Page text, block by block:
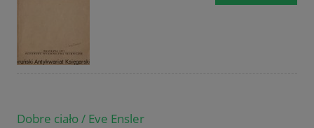
Dobre ciało / Eve Ensler